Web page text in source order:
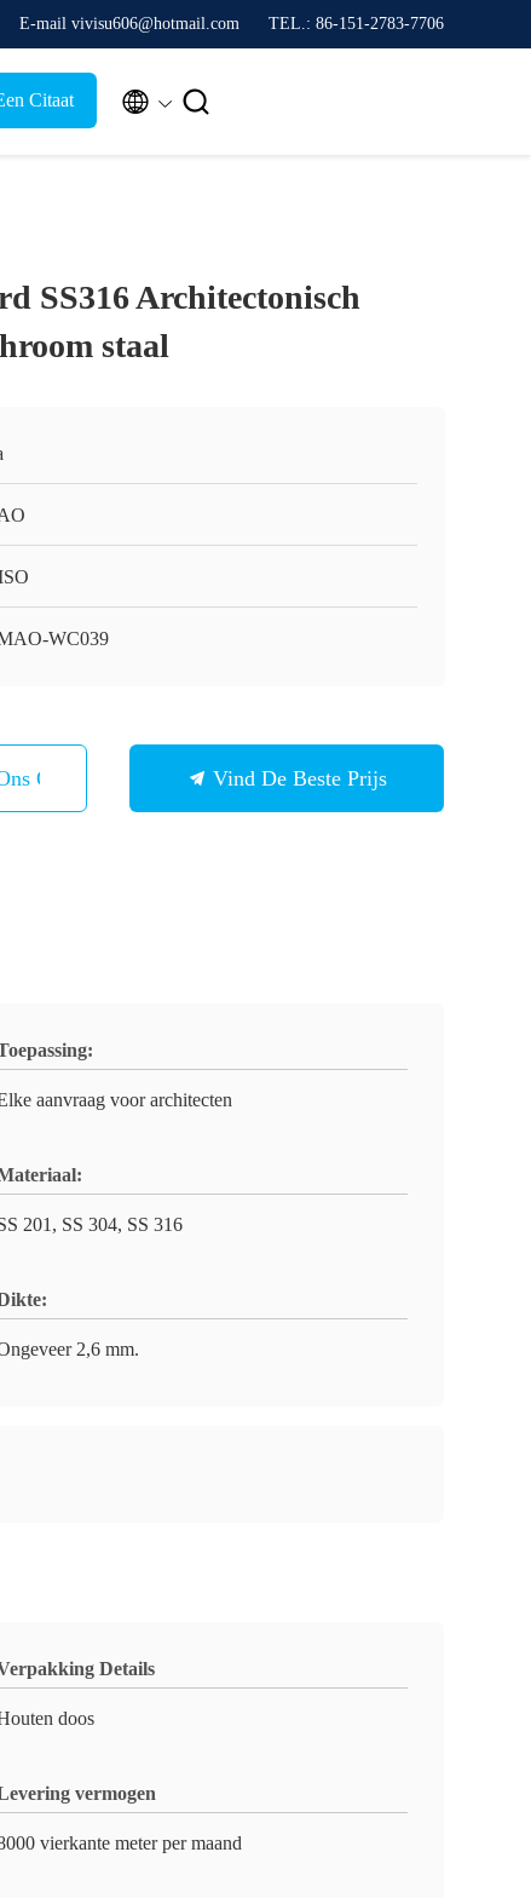
E-mail vivisu606@hotmail.com TEL.: 86-151-2783-7706
Citaat  
SS316 Architectonisch
staal
WC039
Op Vind De Beste Prijs
aanvraag voor architecten
201, SS 304, SS 316
2,6 mm.
Details
doos
vermogen
vierkante meter per maand